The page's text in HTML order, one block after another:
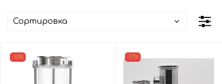
-10% -17%